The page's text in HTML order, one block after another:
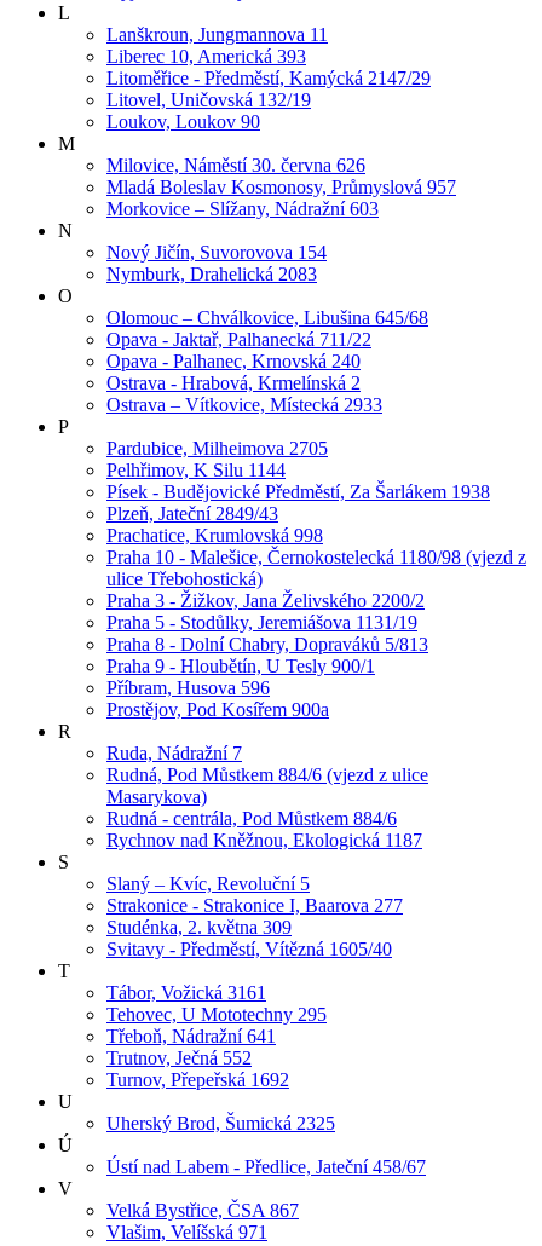
L
Lanškroun, Jungmannova 11
Liberec 10, Americká 393
Litoměřice - Předměstí, Kamýcká 2147/29
Litovel, Uničovská 132/19
Loukov, Loukov 90
M
Milovice, Náměstí 30. června 626
Mladá Boleslav Kosmonosy, Průmyslová 957
Morkovice – Slížany, Nádražní 603
N
Nový Jičín, Suvorovova 154
Nymburk, Drahelická 2083
O
Olomouc – Chválkovice, Libušina 645/68
Opava - Jaktař, Palhanecká 711/22
Opava - Palhanec, Krnovská 240
Ostrava - Hrabová, Krmelínská 2
Ostrava – Vítkovice, Místecká 2933
P
Pardubice, Milheimova 2705
Pelhřimov, K Silu 1144
Písek - Budějovické Předměstí, Za Šarlákem 1938
Plzeň, Jateční 2849/43
Prachatice, Krumlovská 998
Praha 10 - Malešice, Černokostelecká 1180/98 (vjezd z
ulice Třebohostická)
Praha 3 - Žižkov, Jana Želivského 2200/2
Praha 5 - Stodůlky, Jeremiášova 1131/19
Praha 8 - Dolní Chabry, Dopraváků 5/813
Praha 9 - Hloubětín, U Tesly 900/1
Příbram, Husova 596
Prostějov, Pod Kosířem 900a
R
Ruda, Nádražní 7
Rudná, Pod Můstkem 884/6 (vjezd z ulice
Masarykova)
Rudná - centrála, Pod Můstkem 884/6
Rychnov nad Kněžnou, Ekologická 1187
S
Slaný – Kvíc, Revoluční 5
Strakonice - Strakonice I, Baarova 277
Studénka, 2. května 309
Svitavy - Předměstí, Vítězná 1605/40
T
Tábor, Vožická 3161
Tehovec, U Mototechny 295
Třeboň, Nádražní 641
Trutnov, Ječná 552
Turnov, Přepeřská 1692
U
Uherský Brod, Šumická 2325
Ú
Ústí nad Labem - Předlice, Jateční 458/67
V
Velká Bystřice, ČSA 867
Vlašim, Velíšská 971